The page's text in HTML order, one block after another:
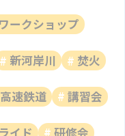
ワークショップ
新河岸川 焚火
速鉄道 講習会
イド 研修会